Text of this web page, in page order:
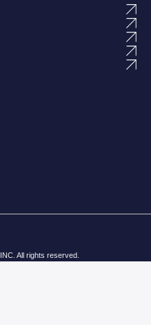
INC. All rights reserved.